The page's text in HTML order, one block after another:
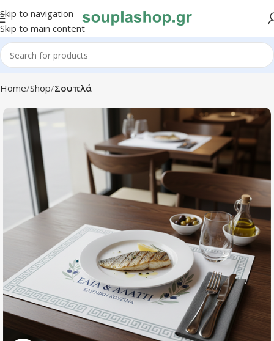
Skip to navigation
Skip to main content
Home Shop Σουπλά